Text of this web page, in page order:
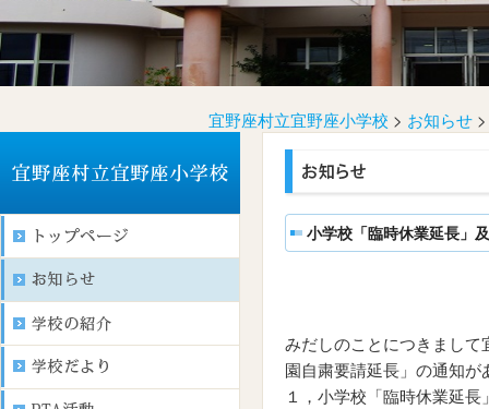
宜野座村立宜野座小学校 > お知らせ
小学校「臨時休業延長」
みだしのことにつきまし
園自粛要請延長」の通知が
１，小学校「臨時休業延長